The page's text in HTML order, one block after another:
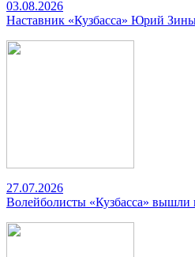
03.08.2026
Наставник «Кузбасса» Юрий
27.07.2026
Волейболисты «Кузбасса» вышли